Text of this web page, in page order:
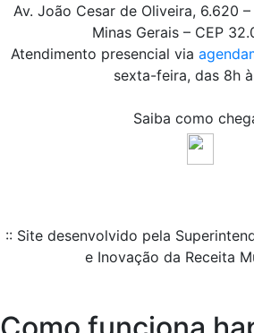
Av. João Cesar de Oliveira, 6.620
Minas Gerais – CEP
Atendimento presencial via
sexta-feira, das 8h
Saiba como
:: Site desenvolvido pela
e Inovação da Receita